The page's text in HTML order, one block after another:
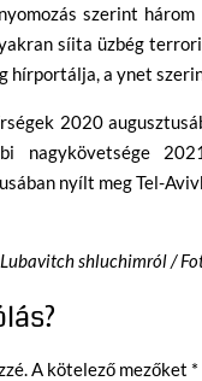
szerint
síita üzbég
hírportálja, a ynet
2020
nagykövetsége
nyílt meg Tel-
shluchimról /
A kötelező mezőket *